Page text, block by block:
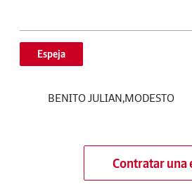
Espeja
BENITO JULIAN,MODESTO
Contratar una